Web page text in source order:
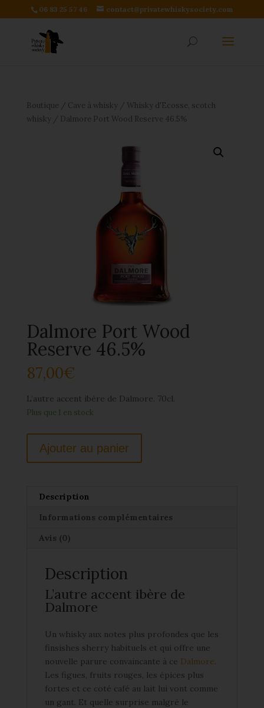
06 83 25 57 46 contact@privatewhiskysociety.com
Boutique / Cave à whisky/ Whisky d'Ecosse, scotch
whisky/ Dalmore Port Wood Reserve 46.5%
Dalmore Port Wood
Reserve 46.5%
87,00€
L’autre accent ibère de Dalmore. 70cl.
Plus que 1 en stock
Ajouter au panier
Description
Informations complémentaires
Avis (0)
Description
L’autre accent ibère de
Dalmore
Un whisky aux notes plus profondes que les
finsishes sherry habituels et qui offre une
nouvelle parure convaincante à ce Dalmore.
Les figues, fruits rouges, les épices plus
fortes et ce coté café au lait lui vont comme
un gant. Et quelle surprise malgré le